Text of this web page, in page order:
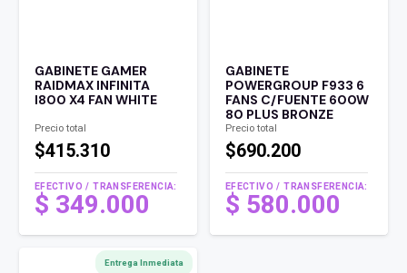
GABINETE GAMER
RAIDMAX INFINITA
I800 X4 FAN WHITE
Precio total
$415.310
EFECTIVO / TRANSFERENCIA:
$ 349.000
GABINETE
POWERGROUP F933 6
FANS C/FUENTE 600W
80 PLUS BRONZE
Precio total
$690.200
EFECTIVO / TRANSFERENCIA:
$ 580.000
Entrega Inmediata